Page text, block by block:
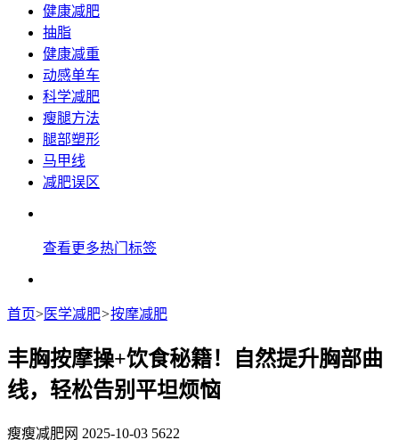
健康减肥
抽脂
健康减重
动感单车
科学减肥
瘦腿方法
腿部塑形
马甲线
减肥误区
查看更多热门标签
首页>医学减肥>按摩减肥
丰胸按摩操+饮食秘籍！自然提升胸部曲
线，轻松告别平坦烦恼
瘦瘦减肥网 2025-10-03 5622